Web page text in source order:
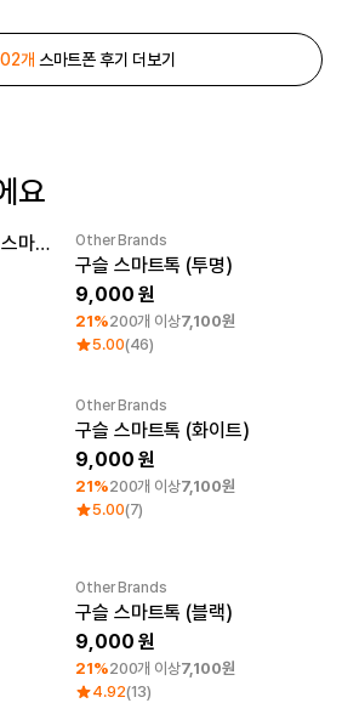
개 스마트폰 후기 더보기
요
자유형 아크릴 맥세이프 스마트톡
최소 주문수량 1개
Other Brands
구슬 스마트톡 (투명)
9,000
21%200개 이상7,100원
5.00(46)
최소 주문수량 1개
Other Brands
구슬 스마트톡 (화이트)
9,000
21%200개 이상7,100원
5.00(7)
최소 주문수량 1개
Other Brands
구슬 스마트톡 (블랙)
9,000
21%200개 이상7,100원
4.92(13)
집업 아우터
핫피/로브
대
원 ~ 3만원
긴소매